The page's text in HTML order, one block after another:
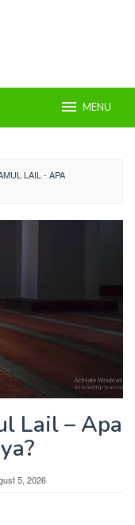
MENU
LAIL - APA
Lail – Apa
5, 2026